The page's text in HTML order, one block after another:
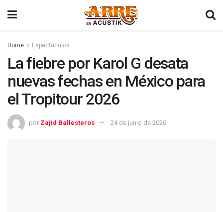
Home Espectáculos
La fiebre por Karol G desata
nuevas fechas en México para
el Tropitour 2026
por Zajid Ballesteros 24 de junio de 2026